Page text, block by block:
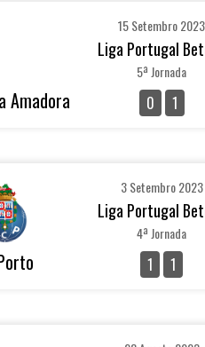
Amadora
15 Setembro 2023
Liga Portugal
5ª Jornada
0 1
3 Setembro 2023
Liga Portugal
4ª Jornada
1 1